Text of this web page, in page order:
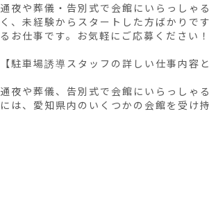
通夜や葬儀・告別式で会館にいらっしゃ
く、未経験からスタートした方ばかりで
るお仕事です。お気軽にご応募ください！
【駐車場誘導スタッフの詳しい仕事内容と
通夜や葬儀、告別式で会館にいらっしゃ
には、愛知県内のいくつかの会館を受け